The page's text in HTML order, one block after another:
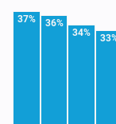
37% 36%
34%